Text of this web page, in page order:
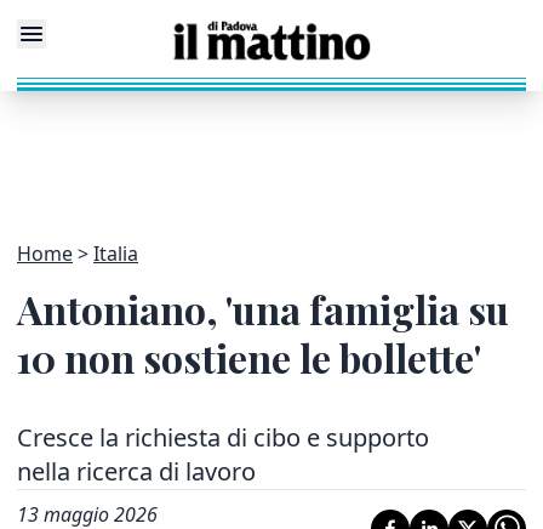
Home Italia
Antoniano, 'una famiglia su
10 non sostiene le bollette'
Cresce la richiesta di cibo e supporto
nella ricerca di lavoro
13 maggio 2026